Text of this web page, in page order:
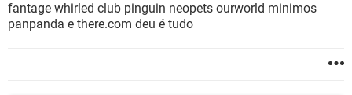
fantage whirled club pinguin neopets ourworld minimos
panpanda e there.com deu é tudo